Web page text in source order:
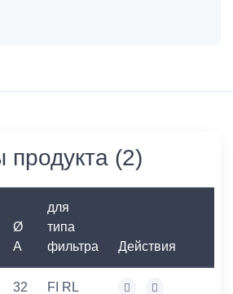
продукта (2)
Ø
A
для
типа
фильтра
Действия
32
FI RL